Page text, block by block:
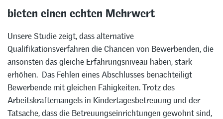
bieten einen echten Mehrwert
Unsere Studie zeigt, dass alternative
Qualifikationsverfahren die Chancen von Bewerbenden, die
ansonsten das gleiche Erfahrungsniveau haben, stark
erhöhen. Das Fehlen eines Abschlusses benachteiligt
Bewerbende mit gleichen Fähigkeiten. Trotz des
Arbeitskräftemangels in Kindertagesbetreuung und der
Tatsache, dass die Betreuungseinrichtungen gewohnt sind,